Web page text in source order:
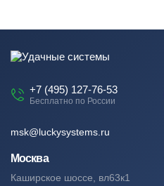
+7 (495) 127-76-53
Бесплатно по России
msk@luckysystems.ru
Москва
Каширское шоссе, вл63к1